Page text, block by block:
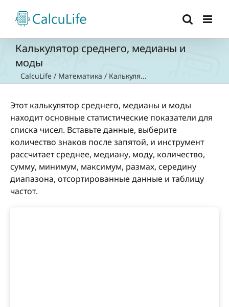
content
Калькулятор среднего, медианы и
моды
CalcuLife / Математика / Калькуля...
Этот калькулятор среднего, медианы и моды
находит основные статистические показатели для
списка чисел. Вставьте данные, выберите
количество знаков после запятой, и инструмент
рассчитает среднее, медиану, моду, количество,
сумму, минимум, максимум, размах, середину
диапазона, отсортированные данные и таблицу
частот.